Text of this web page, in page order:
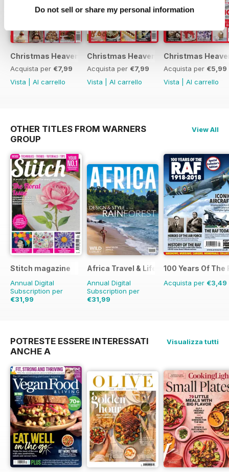
Do not sell or share my personal information
Christmas Heaven 2016
Acquista per €7,99
Vista
Al carrello
Christmas Heaven
Acquista per €7,99
Vista
Al carrello
Christmas
Acquista per €5,99
Vista
Al carrello
OTHER TITLES FROM WARNERS
GROUP
View All
Stitch magazine
Annual Digital
Subscription per
€31,99
Africa Travel & Life
Annual Digital
Subscription per
€31,99
100 Years Of The
Acquista per €3,49
POTRESTE ESSERE INTERESSATI
ANCHE A
Visualizza tutti